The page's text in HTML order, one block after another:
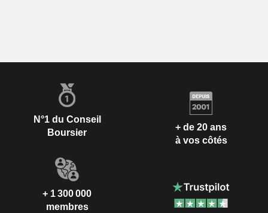
N°1 du Conseil
Boursier
+ de 20 ans
à vos côtés
+ 1 300 000
membres